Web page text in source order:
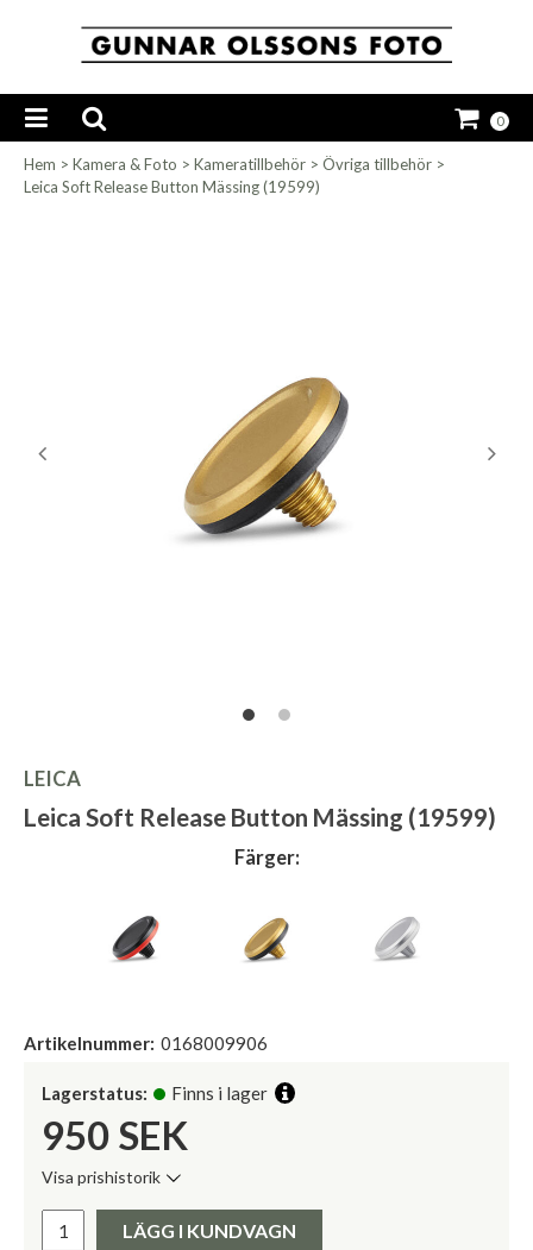
0
Hem > Kamera & Foto > Kameratillbehör > Övriga tillbehör >
Leica Soft Release Button Mässing (19599)
LEICA
Leica Soft Release Button Mässing (19599)
Färger:
Artikelnummer: 0168009906
Lagerstatus: Finns i lager
950 SEK
Visa prishistorik
Pris:
LÄGG I KUNDVAGN